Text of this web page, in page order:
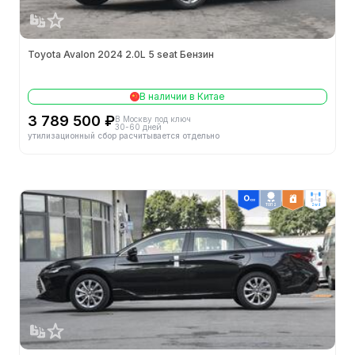
Тип кузова -
Конфигурация цилиндров L
Кол-во цилиндров (шт.)
Кол-во клапанов на цилиндр (шт.) 4
Октановое число топлива 92#
Обороты макс. мощности (об/мин) 6000
Объём (л)
Toyota Avalon 2024 2.0L 5 seat Бензин
В наличии в Китае
3 789 500 ₽В Москву под ключ
30-60 дней
утилизационный сбор расчитывается отдельно
ТОП 2 2wd